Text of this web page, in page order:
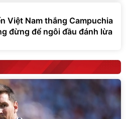
Việt Nam thắng Campuchia
đừng để ngôi đầu đánh lừa